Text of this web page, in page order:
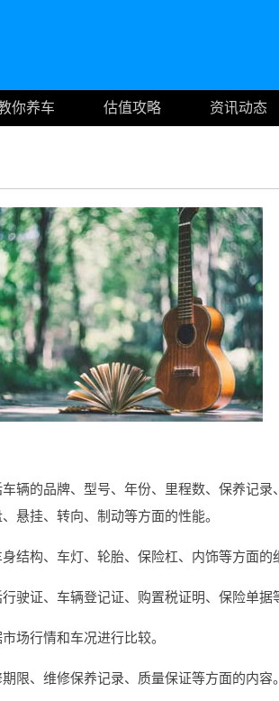
你养车 估值攻略 资讯动态
辆的品牌、型号、年份、里程数、保养记
悬挂、转向、制动等方面的性能。
结构、车灯、轮胎、保险杠、内饰等方面的
驶证、车辆登记证、购置税证明、保险单据
场行情和车况进行比较。
限、维修保养记录、质量保证等方面的内容。